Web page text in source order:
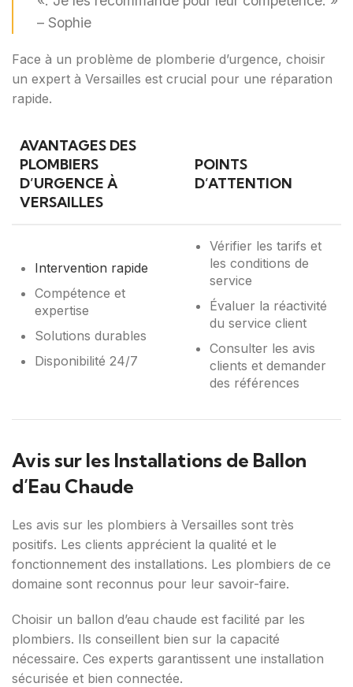
– Sophie
Face à un problème de plomberie d’urgence, choisir
un expert à Versailles est crucial pour une réparation
rapide.
AVANTAGES DES
PLOMBIERS
D’URGENCE À
VERSAILLES
POINTS
D’ATTENTION
Intervention rapide
Compétence et
expertise
Solutions durables
Disponibilité 24/7
Vérifier les tarifs et
les conditions de
service
Évaluer la réactivité
du service client
Consulter les avis
clients et demander
des références
Avis sur les Installations de Ballon
d’Eau Chaude
Les avis sur les plombiers à Versailles sont très
positifs. Les clients apprécient la qualité et le
fonctionnement des installations. Les plombiers de ce
domaine sont reconnus pour leur savoir-faire.
Choisir un ballon d’eau chaude est facilité par les
plombiers. Ils conseillent bien sur la capacité
nécessaire. Ces experts garantissent une installation
sécurisée et bien connectée.